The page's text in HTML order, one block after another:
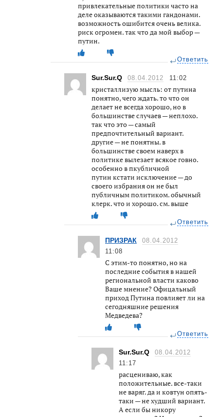
привлекательные политики часто на
деле оказываются такими гандонами.
возможность ошибится очень велика.
риск огромен. так что да мой выбор —
путин.
Ответить
Sur.Sur.Q 08.04.2012 11:02
кристаллизую мысль: от путина
понятно, чего ждать. то что он
делает не всегда хорошо, но в
большинстве случаев — неплохо.
так что это — самый
предпочтительный вариант.
другие — не понятны. в
большинстве своем наверх в
политике вылезает всякое говно.
особенно в пкубличной
путин кстати исключение — до
своего избрания он не был
публичным политиком. обычный
клерк. что и хорошо. см. выше
Ответить
ПРИЗРАК
08.04.2012
11:08
С этим-то понятно, но на
последние события в нашей
региональной власти каково
Ваше мнение? Офицальный
приход Путина повлияет ли на
сегодняшние решения
Медведева?
Ответить
Sur.Sur.Q
08.04.2012
11:17
расцениваю, как
положительные. все-таки
не варяг. да и ковтун опять-
таки — не худший вариант.
А если бы никору